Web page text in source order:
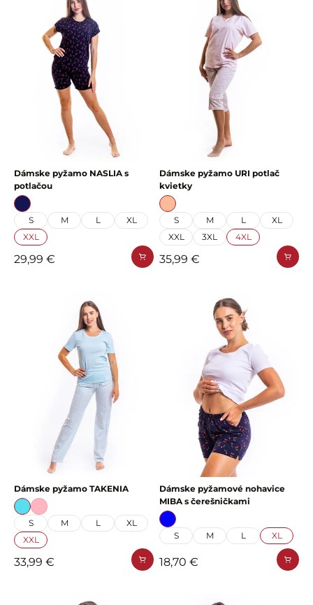
Dámske pyžamo NASLIA s
potlačou
S M L
XL
XXL
29,99 €
Dámske pyžamo URI potlač
kvietky
S M L
XL
XXL
3XL 4XL
35,99 €
Dámske pyžamo TAKENIA
S M L
XL
XXL
33,99 €
Dámske pyžamové nohavice
MIBA s čerešničkami
S M L XL
18,70 €